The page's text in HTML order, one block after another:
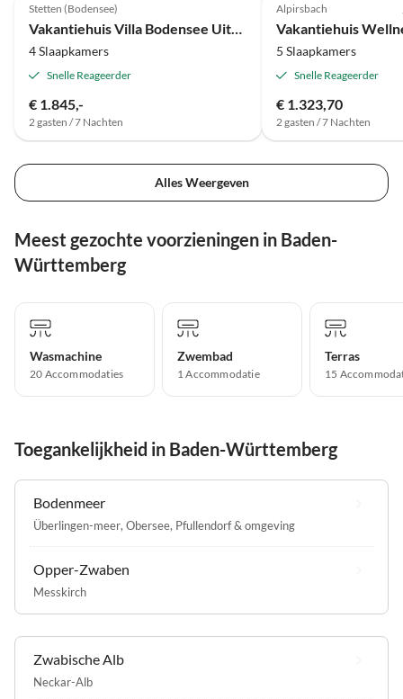
Prijs voor 2025
Stetten (Bodensee)
Vakantiehuis Villa Bodensee Uitzicht
4 Slaapkamers
Snelle Reageerder
€ 1.845,-
2 gasten / 7 Nachten
Alpirsbach
5 Slaapkamers
Snelle Reageerder
€ 1.323,70
2 gasten / 7 Nachten
Alles Weergeven
Meest gezochte voorzieningen in Baden-
Württemberg
Wasmachine
20 Accommodaties
Zwembad
1 Accommodatie
Terras
15
Toegankelijkheid in Baden-Württemberg
Bodenmeer
Überlingen-meer, Obersee, Pfullendorf & omgeving
Opper-Zwaben
Messkirch
Zwabische Alb
Neckar-Alb